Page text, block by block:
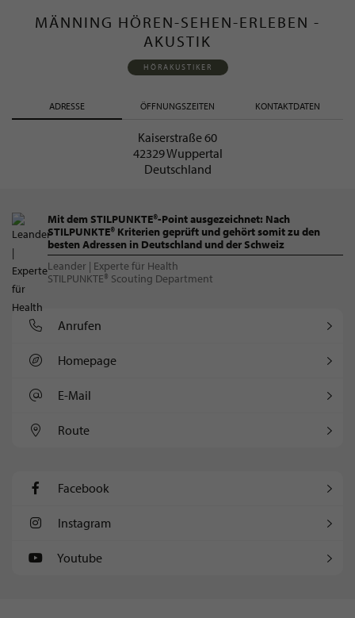
MÄNNING HÖREN-SEHEN-ERLEBEN -
AKUSTIK
HÖRAKUSTIKER
ADRESSE ÖFFNUNGSZEITEN KONTAKTDATEN
Kaiserstraße 60
42329 Wuppertal
Deutschland
Mit dem STILPUNKTE®-Point ausgezeichnet: Nach
STILPUNKTE® Kriterien geprüft und gehört somit zu den
besten Adressen in Deutschland und der Schweiz
Leander | Experte für Health
STILPUNKTE® Scouting Department
Anrufen
Homepage
E-Mail
Route
Facebook
Instagram
Youtube